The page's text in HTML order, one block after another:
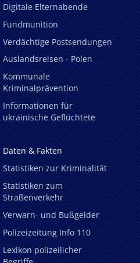
Digitale Elternabende
Fundmunition
Verdächtige Postsendungen
Auslandsreisen - Polen
Kommunale
Kriminalprävention
Informationen für
ukrainische Geflüchtete
Daten & Fakten
Statistiken zur Kriminalität
Statistiken zum
Straßenverkehr
Verwarn- und Bußgelder
Polizeizeitung Info 110
Lexikon polizeilicher